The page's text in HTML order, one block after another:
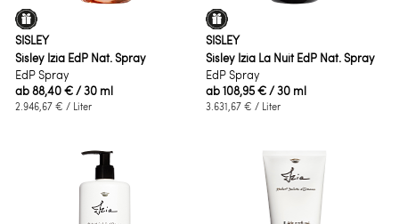
SISLEY
Sisley Izia EdP Nat. Spray
EdP Spray
ab88,40 €/ 30 ml
2.946,67 € / Liter
SISLEY
Sisley Izia La Nuit EdP Nat. Spray
EdP Spray
ab108,95 €/ 30 ml
3.631,67 € / Liter